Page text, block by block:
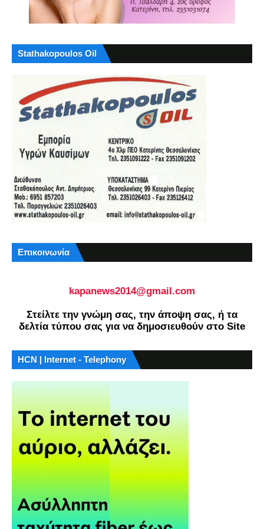
Stathakopoulos Oil
Επικοινωνία
kapanews2014@gmail.com
Στείλτε την γνώμη σας, την άποψη σας, ή τα
δελτία τύπου σας για να δημοσιευθούν στο Site
HCN | Internet - Telephony